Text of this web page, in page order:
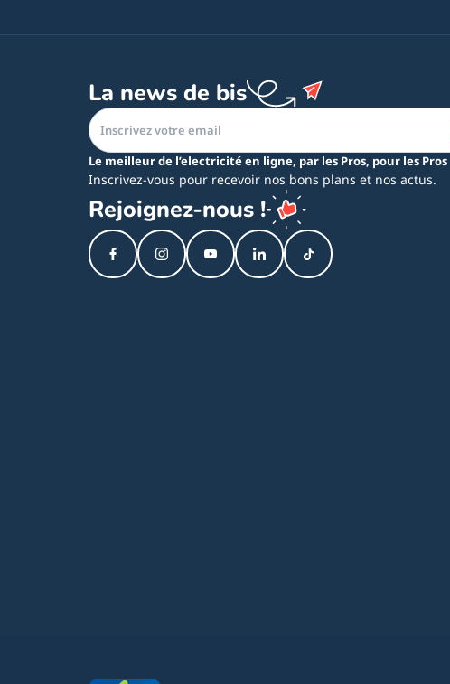
La news de bis
Le meilleur de l’electricité en ligne, par les Pros, pour les Pros
Inscrivez-vous pour recevoir nos bons plans et nos actus.
Rejoignez-nous !